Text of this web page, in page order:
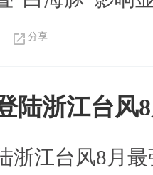
分享
陆浙江台风
浙江台风8月